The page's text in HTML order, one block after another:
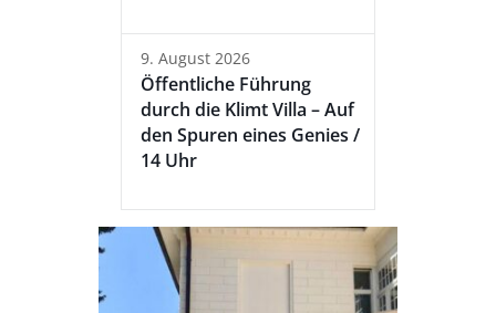
9. August 2026
Öffentliche Führung
durch die Klimt Villa – Auf
den Spuren eines Genies /
14 Uhr